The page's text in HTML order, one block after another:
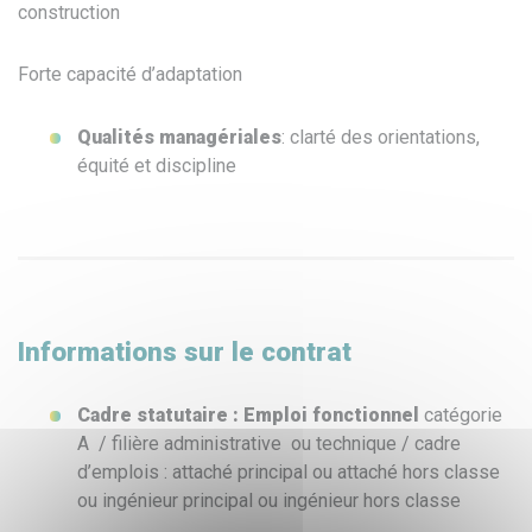
construction
Forte capacité d’adaptation
Qualités managériales: clarté des orientations,
équité et discipline
Informations sur le contrat
Cadre statutaire : Emploi fonctionnel catégorie
A / filière administrative ou technique / cadre
d’emplois : attaché principal ou attaché hors classe
ou ingénieur principal ou ingénieur hors classe